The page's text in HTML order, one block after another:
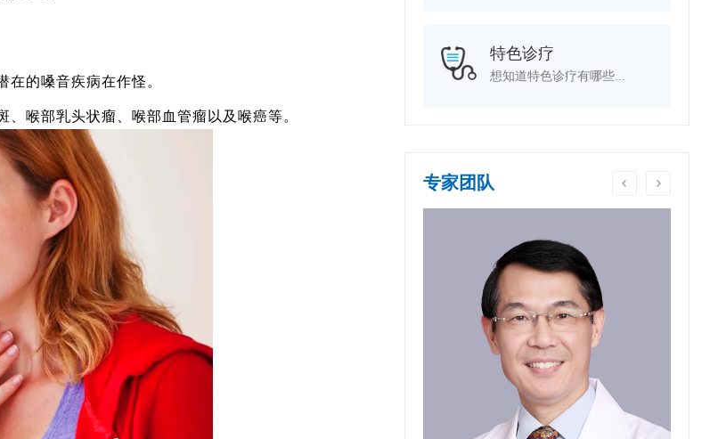
的嗓音疾病在作怪。
喉部乳头状瘤、喉部血管瘤以及喉癌等。
特色诊疗
想知道特色诊疗有哪些...
专家团队